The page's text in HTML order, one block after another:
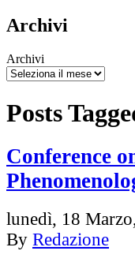
Archivi
Archivi
Posts
Conference
lunedì, 18
By Redazione